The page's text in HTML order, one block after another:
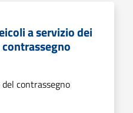
a servizio dei
contrassegno